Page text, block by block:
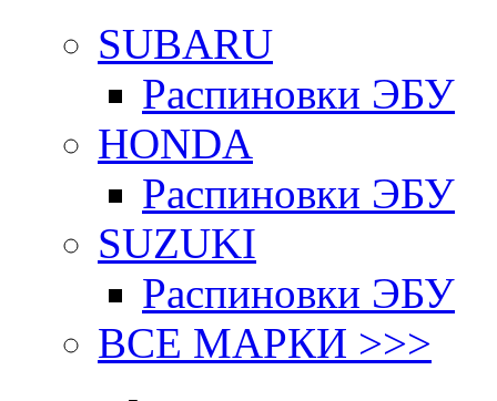
SUBARU
Распиновки ЭБУ
HONDA
Распиновки ЭБУ
SUZUKI
Распиновки ЭБУ
ВСЕ МАРКИ >>>